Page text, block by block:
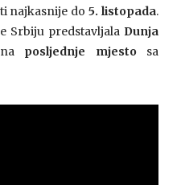
najkasnije do5. listopada.
Srbiju predstavljala Dunja
posljednje mjesto sa